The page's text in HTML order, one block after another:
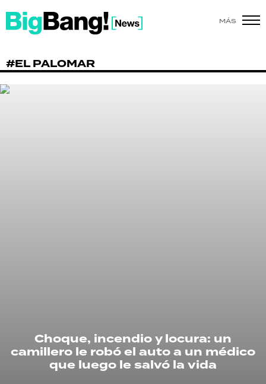
MÁS
#EL PALOMAR
Choque, incendio y locura: un
camillero le robó el auto a un médico
que luego le salvó la vida
SHOW
POLÍTICA
RECETAS
PALABRAS